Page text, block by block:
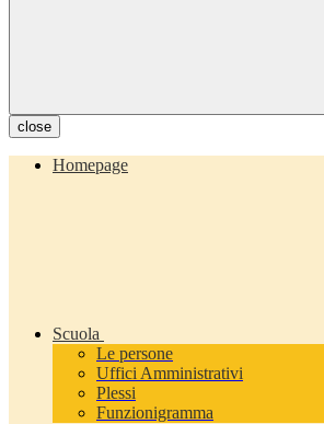
close
Homepage
Scuola
Le persone
Uffici Amministrativi
Plessi
Funzionigramma